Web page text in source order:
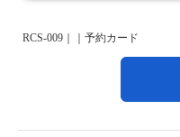
RCS-009｜｜予約カード